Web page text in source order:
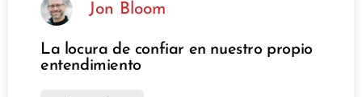
Jon Bloom
La locura de confiar en nuestro propio
entendimiento